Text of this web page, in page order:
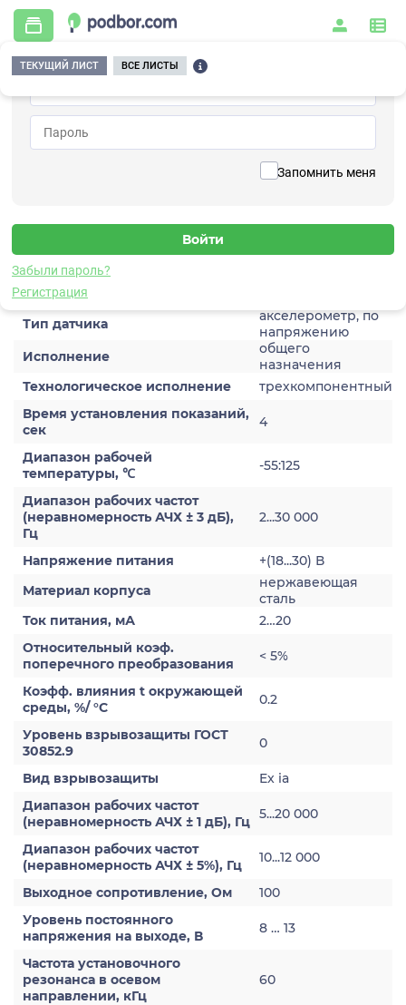
Запомнить меня
Забыли пароль?
Регистрация
ТЕКУЩИЙ ЛИСТ ВСЕ ЛИСТЫ
Главная / Контрольно-измерительные приборы и автоматика / Датчики /
Виброускорения / 1V152HC-1
Датчик виброускорения
Характеристики
Тип датчика
акселерометр, по
напряжению
Исполнение
общего
назначения
Технологическое исполнение
трехкомпонентный
Время установления показаний,
сек
4
Диапазон рабочей
температуры, ℃
-55:125
Диапазон рабочих частот
(неравномерность АЧХ ± 3 дБ),
Гц
2...30 000
Напряжение питания
+(18...30) В
Материал корпуса
нержавеющая
сталь
Ток питания, мА
2…20
Относительный коэф.
поперечного преобразования
< 5%
Коэфф. влияния t окружающей
среды, %/ °С
0.2
Уровень взрывозащиты ГОСТ
30852.9
0
Вид взрывозащиты
Ex ia
Диапазон рабочих частот
(неравномерность АЧХ ± 1 дБ), Гц 5...20 000
Диапазон рабочих частот
(неравномерность АЧХ ± 5%), Гц
10...12 000
Выходное сопротивление, Ом
100
Уровень постоянного
напряжения на выходе, В
8 … 13
Частота установочного
резонанса в осевом
направлении, кГц
60